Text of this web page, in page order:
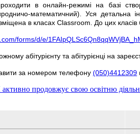
в онлайн-режимі на базі
математичний). Уся детальна
в класах Classroom. До цих
forms/d/e/
абітурієнту та абітурієнці на
за номером телефону (050)4412309
продовжує свою освітню